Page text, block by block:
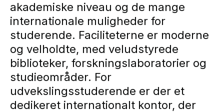
akademiske niveau og de mange
internationale muligheder for
studerende. Faciliteterne er moderne
og velholdte, med veludstyrede
biblioteker, forskningslaboratorier og
studieområder. For
udvekslingsstuderende er der et
dedikeret internationalt kontor, der